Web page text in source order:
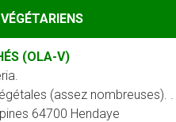
(OLA-V)
(assez nombreuses). .
64700 Hendaye